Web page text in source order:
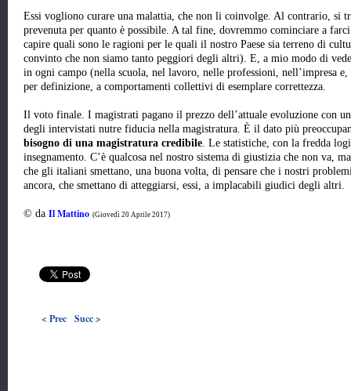
Essi vogliono curare una malattia, che non li coinvolge. Al contrario, si
prevenuta per quanto è possibile. A tal fine, dovremmo cominciare a
capire quali sono le ragioni per le quali il nostro Paese sia terreno di
convinto che non siamo tanto peggiori degli altri). E, a mio modo di
in ogni campo (nella scuola, nel lavoro, nelle professioni, nell’impresa
per definizione, a comportamenti collettivi di esemplare correttezza.
Il voto finale. I magistrati pagano il prezzo dell’attuale evoluzione con
degli intervistati nutre fiducia nella magistratura. È il dato più
bisogno di una magistratura credibile. Le statistiche, con la fredda
insegnamento. C’è qualcosa nel nostro sistema di giustizia che non va,
che gli italiani smettano, una buona volta, di pensare che i nostri
ancora, che smettano di atteggiarsi, essi, a implacabili giudici degli altri.
© da Il Mattino (Giovedì 20 Aprile 2017)
< Prec Succ >